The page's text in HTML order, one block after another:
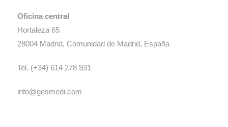
Oficina central
Hortaleza 65
28004 Madrid, Comunidad de Madrid, España
Tel. (+34) 614 278 931
info@gesmedi.com